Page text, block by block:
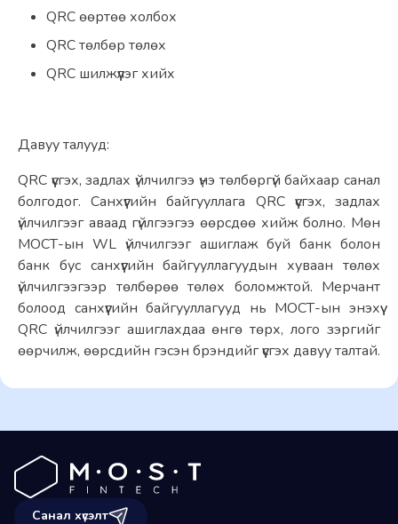
QRC өөртөө холбох
QRC төлбөр төлөх
QRC шилжүүлэг хийх
Давуу талууд:
QRC үүсгэх, задлах үйлчилгээ үнэ төлбөргүй байхаар санал
болгодог. Санхүүгийн байгууллага QRC үүсгэх, задлах
үйлчилгээг аваад гүйлгээгээ өөрсдөө хийж болно. Мөн
МОСТ-ын WL үйлчилгээг ашиглаж буй банк болон
банк бус санхүүгийн байгууллагуудын хуваан төлөх
үйлчилгээгээр төлбөрөө төлөх боломжтой. Мерчант
болоод санхүүгийн байгууллагууд нь МОСТ-ын энэхүү
QRC үйлчилгээг ашиглахдаа өнгө төрх, лого зэргийг
өөрчилж, өөрсдийн гэсэн брэндийг үүсгэх давуу талтай.
Санал хүсэлт